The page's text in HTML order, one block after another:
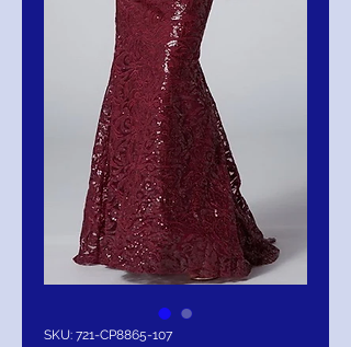
SKU: 721-CP8865-107